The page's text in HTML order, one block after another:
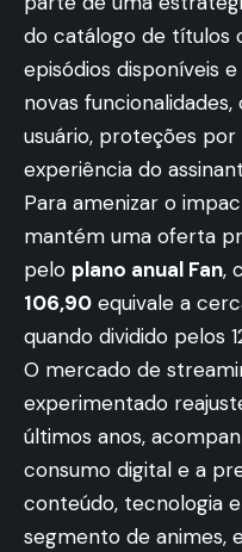
do catálogo de títulos
episódios disponíveis
novas
usuário, proteções
experiência do
Para amenizar o
mantém uma oferta
pelo plano anual Fan,
106,90 equivale a
quando dividido pelos
O mercado de
experimentado
últimos anos,
consumo digital e a
conteúdo, tecnologia
segmento de animes,